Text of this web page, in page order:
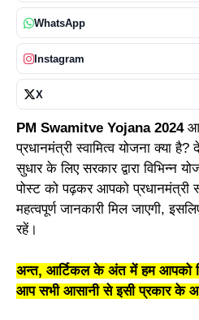
WhatsApp
Instagram
X
PM Swamitve Yojana 2024
प्रधानमंत्री स्वामित्व योजना क्या
सुधार के लिए सरकार द्वारा विभिन्न
पोस्ट को पढ़कर आपको प्रधानमंत्री
महत्वपूर्ण जानकारी मिल जाएगी,
रहें।
अन्त, आर्टिकल के अंत में हम आपको
आप सभी आसानी से इसी प्रकार के